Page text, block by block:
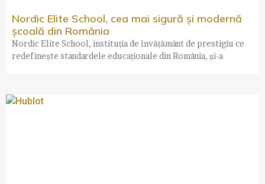
Nordic Elite School, cea mai sigură și modernă
școală din România
Nordic Elite School, instituția de învățământ de prestigiu ce
redefinește standardele educaționale din România, și-a